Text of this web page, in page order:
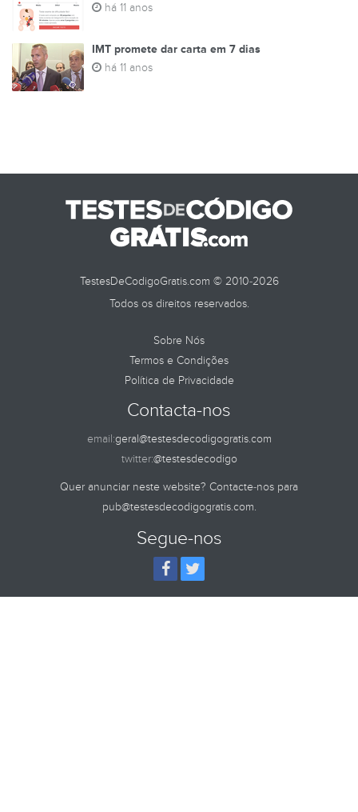
há 11 anos
IMT promete dar carta em 7 dias
há 11 anos
TestesDeCodigoGratis.com © 2010-2026
Todos os direitos reservados.
Sobre Nós
Termos e Condições
Política de Privacidade
Contacta-nos
email:geral@testesdecodigogratis.com
twitter:@testesdecodigo
Quer anunciar neste website? Contacte-nos para
pub@testesdecodigogratis.com.
Segue-nos